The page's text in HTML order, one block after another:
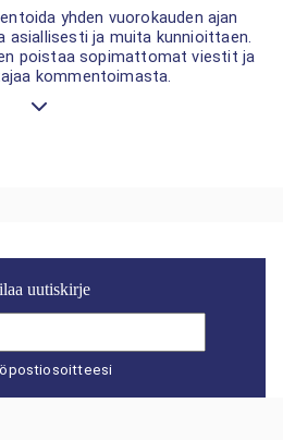
yhden vuorokauden ajan
asiallisesti ja muita kunnioittaen.
poistaa sopimattomat viestit ja
kommentoimasta.
uutiskirje